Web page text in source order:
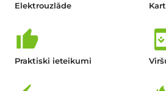
Elektrouzlāde
Praktiski ieteikumi